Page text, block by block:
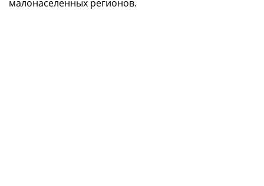
малонаселенных регионов.